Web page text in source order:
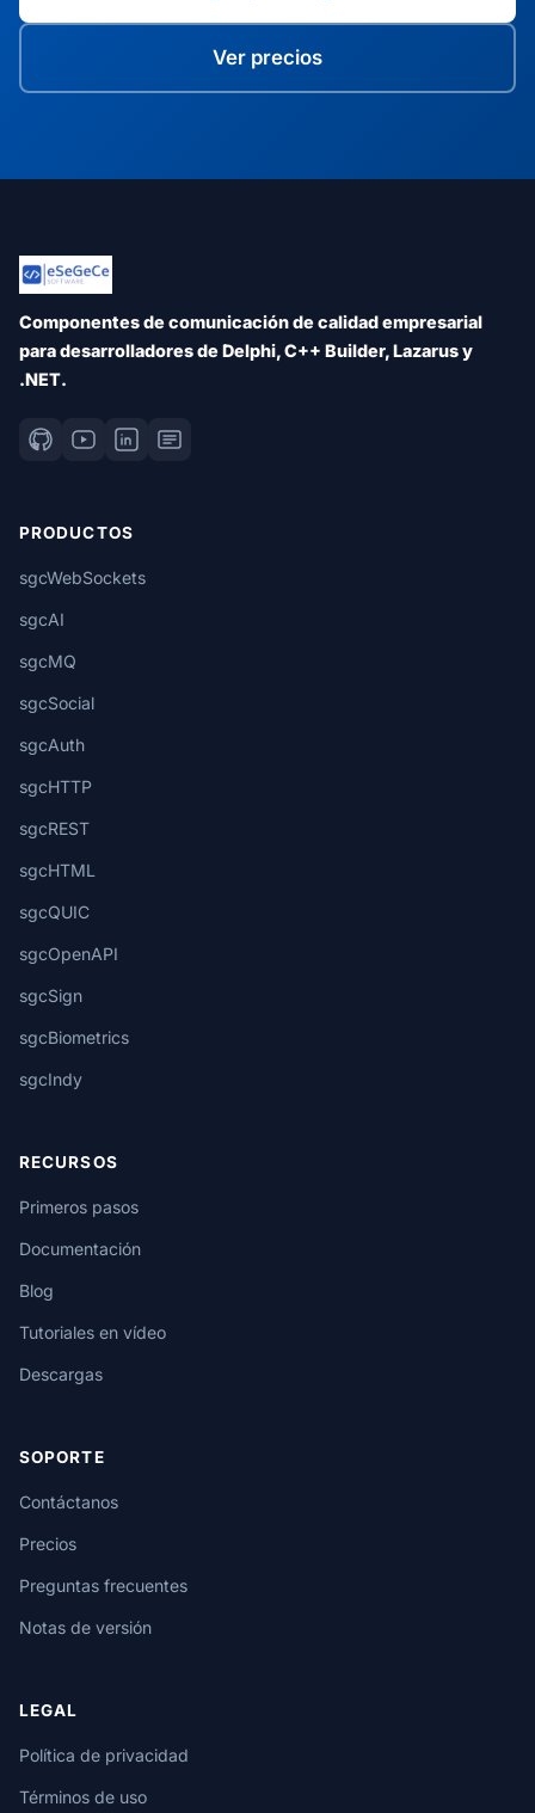
Ver precios
Componentes de comunicación de calidad empresarial
para desarrolladores de Delphi, C++ Builder, Lazarus y
.NET.
PRODUCTOS
sgcWebSockets
sgcAI
sgcMQ
sgcSocial
sgcAuth
sgcHTTP
sgcREST
sgcHTML
sgcQUIC
sgcOpenAPI
sgcSign
sgcBiometrics
sgcIndy
RECURSOS
Primeros pasos
Documentación
Blog
Tutoriales en vídeo
Descargas
SOPORTE
Contáctanos
Precios
Preguntas frecuentes
Notas de versión
LEGAL
Política de privacidad
Términos de uso